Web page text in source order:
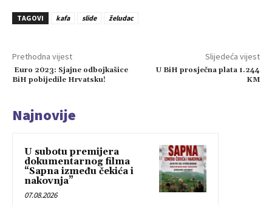
TAGOVI kafa slide želudac
Prethodna vijest
Euro 2023: Sjajne odbojkašice
BiH pobijedile Hrvatsku!
Slijedeća vijest
U BiH prosječna plata 1.244
KM
Najnovije
U subotu premijera
dokumentarnog filma
“Sapna između čekića i
nakovnja”
07.08.2026